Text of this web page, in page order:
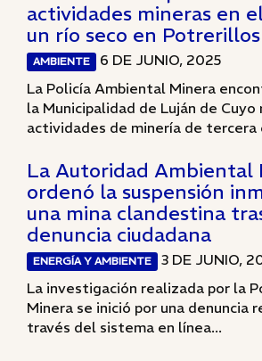
actividades mineras en
un río seco en Potrerillos
AMBIENTE
6 DE JUNIO, 2025
La Policía Ambiental Minera
la Municipalidad de Luján de Cuyo
actividades de minería de tercera
La Autoridad Ambiental
ordenó la suspensión
una mina clandestina
denuncia ciudadana
ENERGÍA Y AMBIENTE
3 DE JUNIO,
La investigación realizada por la
Minera se inició por una denuncia
través del sistema en línea...